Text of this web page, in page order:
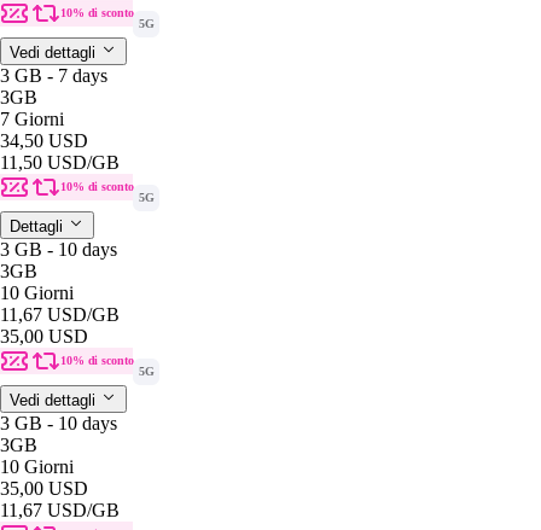
10% di sconto
5G
Vedi dettagli
3 GB - 7 days
3GB
7 Giorni
34,50 USD
11,50 USD/GB
10% di sconto
5G
Dettagli
3 GB - 10 days
3GB
10 Giorni
11,67 USD/GB
35,00 USD
10% di sconto
5G
Vedi dettagli
3 GB - 10 days
3GB
10 Giorni
35,00 USD
11,67 USD/GB